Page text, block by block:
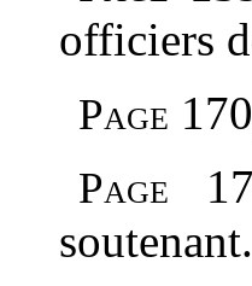
officiers
Page
Page
soutenant.